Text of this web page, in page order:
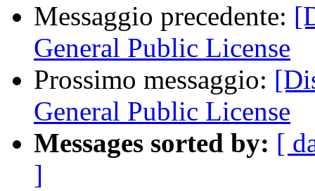
Messaggio precedente:
General Public License
Prossimo messaggio:
General Public License
Messages sorted by: [
]